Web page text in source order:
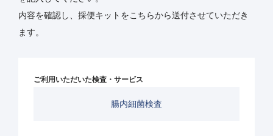
内容を確認し、採便キットをこちらから送付させていただき
ます。
ご利用いただいた検査・サービス
腸内細菌検査